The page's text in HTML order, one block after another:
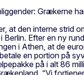
Grækerne
at den interne strid
Berlin. Efter en ny
i Athen, at de
en portion på
på i alt 86
“Vi